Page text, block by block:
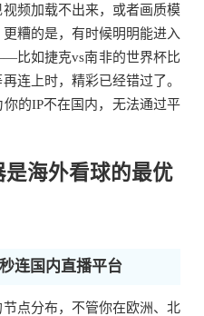
频加载不出来，或者画质模
糟的是，有时候明明能进入
比如捷克vs南非的世界杯比
连上时，精彩已经错过了。
的IP不在国内，无法通过平
海外看球的最优
连国内直播平台
点分布，不管你在欧洲、北